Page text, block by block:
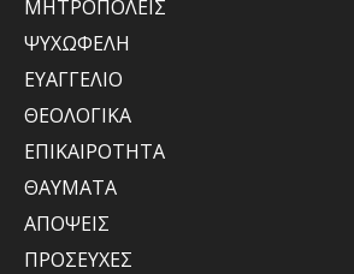
ΜΗΤΡΟΠΟΛΕΙΣ
ΨΥΧΩΦΕΛΗ
ΕΥΑΓΓΕΛΙΟ
ΘΕΟΛΟΓΙΚΑ
ΕΠΙΚΑΙΡΟΤΗΤΑ
ΘΑΥΜΑΤΑ
ΑΠΟΨΕΙΣ
ΠΡΟΣΕΥΧΕΣ